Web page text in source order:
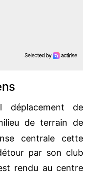
de
de terrain de
centrale cette
par son club
rendu au centre